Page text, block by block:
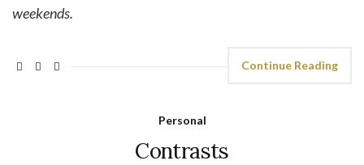
weekends.
Continue Reading
Personal
Contrasts